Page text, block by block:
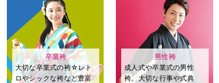
卒業袴
大切な卒業式の袴☆レト
ロやシックな袴など豊富
男性袴
成⼈式や卒業式の男性
袴。⼤切な⾏事や式典